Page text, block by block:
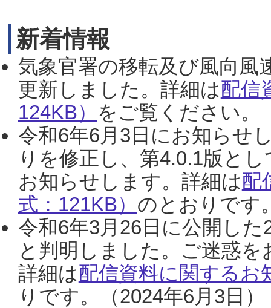
新着情報
気象官署の移転及び風向風
更新しました。詳細は配信
124KB） をご覧ください。
令和6年6月3日にお知らせ
りを修正し、第4.0.1版と
お知らせします。詳細は配
式：121KB） のとおりです
令和6年3月26日に公開し
と判明しました。ご迷惑
詳細は配信資料に関するお
りです。（2024年6月3日）